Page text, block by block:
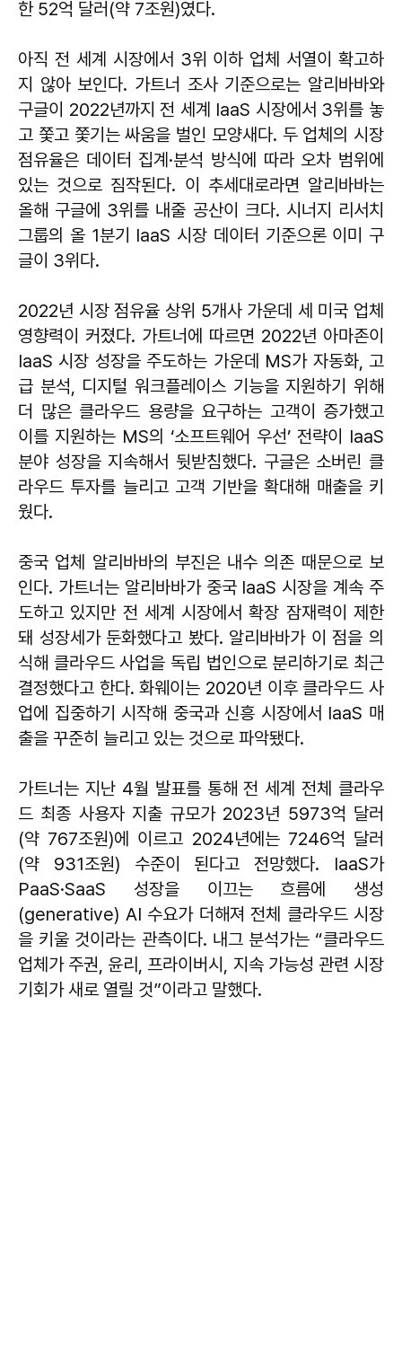
한 52억 달러(약 7조원)였다.
아직 전 세계 시장에서 3위 이하 업체 서열이 확고하
지 않아 보인다. 가트너 조사 기준으로는 알리바바와
구글이 2022년까지 전 세계 IaaS 시장에서 3위를 놓
고 쫓고 쫓기는 싸움을 벌인 모양새다. 두 업체의 시장
점유율은 데이터 집계·분석 방식에 따라 오차 범위에
있는 것으로 짐작된다. 이 추세대로라면 알리바바는
올해 구글에 3위를 내줄 공산이 크다. 시너지 리서치
그룹의 올 1분기 IaaS 시장 데이터 기준으론 이미 구
글이 3위다.
2022년 시장 점유율 상위 5개사 가운데 세 미국 업체
영향력이 커졌다. 가트너에 따르면 2022년 아마존이
IaaS 시장 성장을 주도하는 가운데 MS가 자동화, 고
급 분석, 디지털 워크플레이스 기능을 지원하기 위해
더 많은 클라우드 용량을 요구하는 고객이 증가했고
이를 지원하는 MS의 ‘소프트웨어 우선’ 전략이 IaaS
분야 성장을 지속해서 뒷받침했다. 구글은 소버린 클
라우드 투자를 늘리고 고객 기반을 확대해 매출을 키
웠다.
중국 업체 알리바바의 부진은 내수 의존 때문으로 보
인다. 가트너는 알리바바가 중국 IaaS 시장을 계속 주
도하고 있지만 전 세계 시장에서 확장 잠재력이 제한
돼 성장세가 둔화했다고 봤다. 알리바바가 이 점을 의
식해 클라우드 사업을 독립 법인으로 분리하기로 최근
결정했다고 한다. 화웨이는 2020년 이후 클라우드 사
업에 집중하기 시작해 중국과 신흥 시장에서 IaaS 매
출을 꾸준히 늘리고 있는 것으로 파악됐다.
가트너는 지난 4월 발표를 통해 전 세계 전체 클라우
드 최종 사용자 지출 규모가 2023년 5973억 달러
(약 767조원)에 이르고 2024년에는 7246억 달러
(약 931조원) 수준이 된다고 전망했다. IaaS가
PaaS·SaaS 성장을 이끄는 흐름에 생성
(generative) AI 수요가 더해져 전체 클라우드 시장
을 키울 것이라는 관측이다. 내그 분석가는 “클라우드
업체가 주권, 윤리, 프라이버시, 지속 가능성 관련 시장
기회가 새로 열릴 것”이라고 말했다.